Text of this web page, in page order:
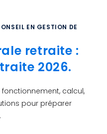
EN GESTION DE
retraite :
2026.
fonctionnement, calcul,
pour préparer